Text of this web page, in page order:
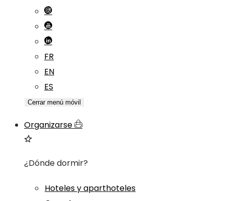
FR
EN
ES
Cerrar menú móvil
Organizarse
¿Dónde dormir?
Hoteles y aparthoteles